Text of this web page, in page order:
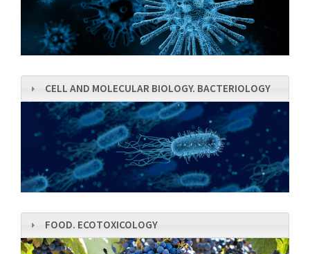
CELL AND MOLECULAR BIOLOGY. BACTERIOLOGY
FOOD. ECOTOXICOLOGY